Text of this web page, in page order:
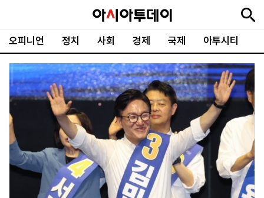
오피니언 정치 사회 경제 국제 아투시티
뉴
스
최
신
속
보
정
치
사
회
경
제
국
제
오
피
피
플
아
투
문
화
포
토
ENGLISH
中
文
Tiếng
Việt